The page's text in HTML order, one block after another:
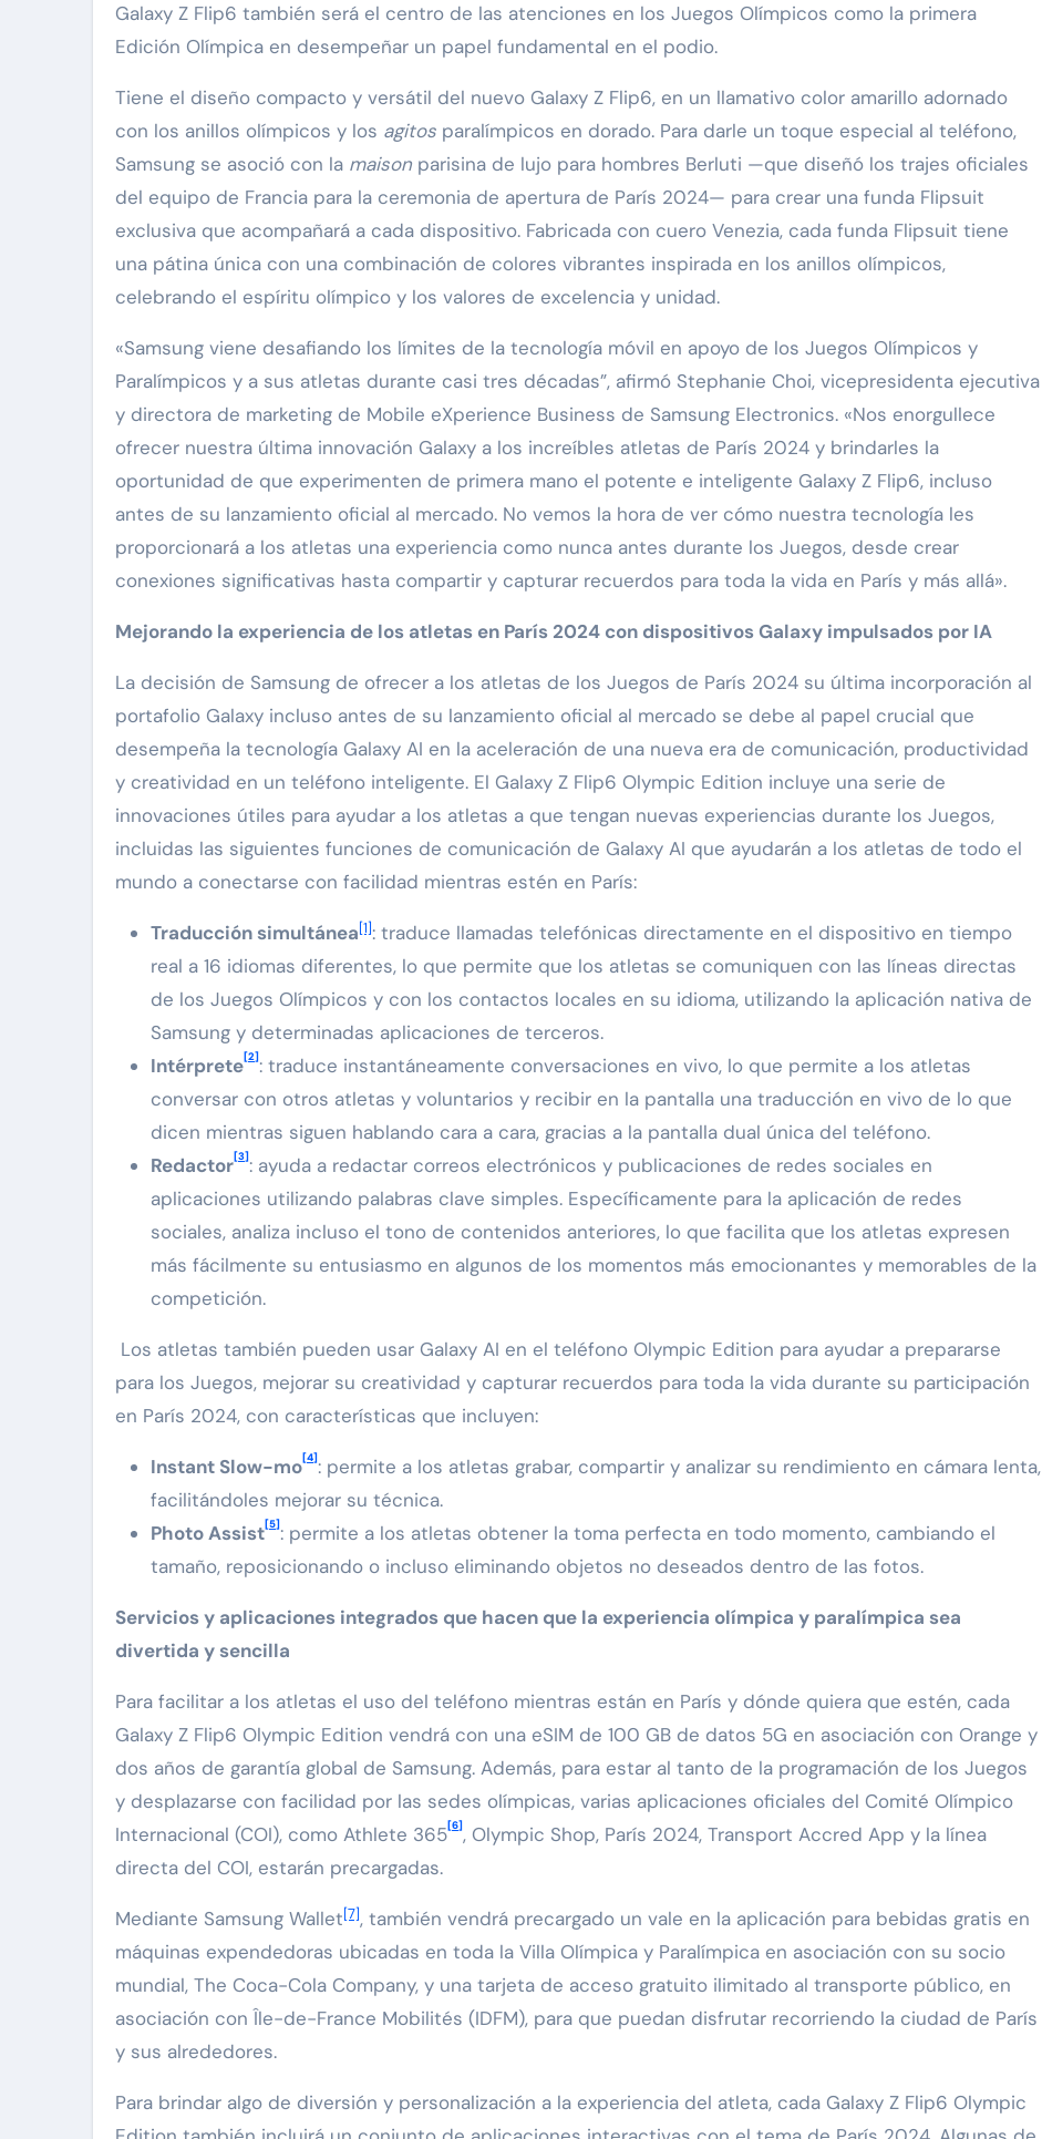
Galaxy Z Flip6 también será el centro de las atenciones en los Juegos Olímpicos como la primera
Edición Olímpica en desempeñar un papel fundamental en el podio.
Tiene el diseño compacto y versátil del nuevo Galaxy Z Flip6, en un llamativo color amarillo adornado
con los anillos olímpicos y los agitos paralímpicos en dorado. Para darle un toque especial al teléfono,
Samsung se asoció con la maison parisina de lujo para hombres Berluti —que diseñó los trajes oficiales
del equipo de Francia para la ceremonia de apertura de París 2024— para crear una funda Flipsuit
exclusiva que acompañará a cada dispositivo. Fabricada con cuero Venezia, cada funda Flipsuit tiene
una pátina única con una combinación de colores vibrantes inspirada en los anillos olímpicos,
celebrando el espíritu olímpico y los valores de excelencia y unidad.
«Samsung viene desafiando los límites de la tecnología móvil en apoyo de los Juegos Olímpicos y
Paralímpicos y a sus atletas durante casi tres décadas”, afirmó Stephanie Choi, vicepresidenta ejecutiva
y directora de marketing de Mobile eXperience Business de Samsung Electronics. «Nos enorgullece
ofrecer nuestra última innovación Galaxy a los increíbles atletas de París 2024 y brindarles la
oportunidad de que experimenten de primera mano el potente e inteligente Galaxy Z Flip6, incluso
antes de su lanzamiento oficial al mercado. No vemos la hora de ver cómo nuestra tecnología les
proporcionará a los atletas una experiencia como nunca antes durante los Juegos, desde crear
conexiones significativas hasta compartir y capturar recuerdos para toda la vida en París y más allá».
Mejorando la experiencia de los atletas en París 2024 con dispositivos Galaxy impulsados por IA
La decisión de Samsung de ofrecer a los atletas de los Juegos de París 2024 su última incorporación al
portafolio Galaxy incluso antes de su lanzamiento oficial al mercado se debe al papel crucial que
desempeña la tecnología Galaxy AI en la aceleración de una nueva era de comunicación, productividad
y creatividad en un teléfono inteligente. El Galaxy Z Flip6 Olympic Edition incluye una serie de
innovaciones útiles para ayudar a los atletas a que tengan nuevas experiencias durante los Juegos,
incluidas las siguientes funciones de comunicación de Galaxy AI que ayudarán a los atletas de todo el
mundo a conectarse con facilidad mientras estén en París:
Traducción simultánea[1]: traduce llamadas telefónicas directamente en el dispositivo en tiempo
real a 16 idiomas diferentes, lo que permite que los atletas se comuniquen con las líneas directas
de los Juegos Olímpicos y con los contactos locales en su idioma, utilizando la aplicación nativa de
Samsung y determinadas aplicaciones de terceros.
Intérprete[2]: traduce instantáneamente conversaciones en vivo, lo que permite a los atletas
conversar con otros atletas y voluntarios y recibir en la pantalla una traducción en vivo de lo que
dicen mientras siguen hablando cara a cara, gracias a la pantalla dual única del teléfono.
Redactor[3]: ayuda a redactar correos electrónicos y publicaciones de redes sociales en
aplicaciones utilizando palabras clave simples. Específicamente para la aplicación de redes
sociales, analiza incluso el tono de contenidos anteriores, lo que facilita que los atletas expresen
más fácilmente su entusiasmo en algunos de los momentos más emocionantes y memorables de la
competición.
Los atletas también pueden usar Galaxy AI en el teléfono Olympic Edition para ayudar a prepararse
para los Juegos, mejorar su creatividad y capturar recuerdos para toda la vida durante su participación
en París 2024, con características que incluyen:
Instant Slow-mo[4]: permite a los atletas grabar, compartir y analizar su rendimiento en cámara lenta,
facilitándoles mejorar su técnica.
Photo Assist[5]: permite a los atletas obtener la toma perfecta en todo momento, cambiando el
tamaño, reposicionando o incluso eliminando objetos no deseados dentro de las fotos.
Servicios y aplicaciones integrados que hacen que la experiencia olímpica y paralímpica sea
divertida y sencilla
Para facilitar a los atletas el uso del teléfono mientras están en París y dónde quiera que estén, cada
Galaxy Z Flip6 Olympic Edition vendrá con una eSIM de 100 GB de datos 5G en asociación con Orange y
dos años de garantía global de Samsung. Además, para estar al tanto de la programación de los Juegos
y desplazarse con facilidad por las sedes olímpicas, varias aplicaciones oficiales del Comité Olímpico
Internacional (COI), como Athlete 365[6], Olympic Shop, París 2024, Transport Accred App y la línea
directa del COI, estarán precargadas.
Mediante Samsung Wallet[7], también vendrá precargado un vale en la aplicación para bebidas gratis en
máquinas expendedoras ubicadas en toda la Villa Olímpica y Paralímpica en asociación con su socio
mundial, The Coca-Cola Company, y una tarjeta de acceso gratuito ilimitado al transporte público, en
asociación con Île-de-France Mobilités (IDFM), para que puedan disfrutar recorriendo la ciudad de París
y sus alrededores.
Para brindar algo de diversión y personalización a la experiencia del atleta, cada Galaxy Z Flip6 Olympic